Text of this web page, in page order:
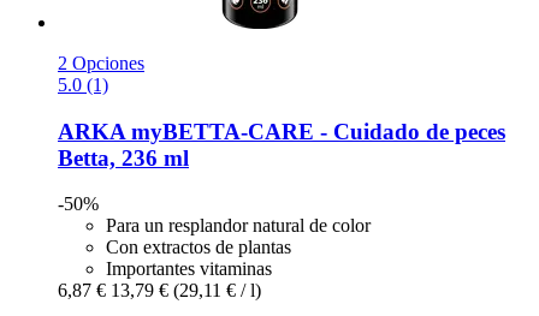
2 Opciones
5.0 (1)
ARKA myBETTA-​CARE -​ Cuidado de peces
Betta, 236 ml
-50%
Para un resplandor natural de color
Con extractos de plantas
Importantes vitaminas
6,87 € 13,79 € (29,11 € / l)